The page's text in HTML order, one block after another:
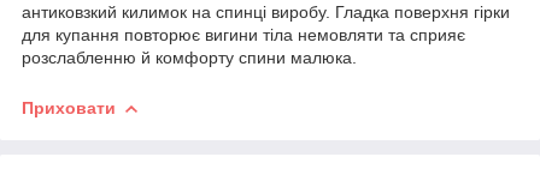
антиковзкий килимок на спинці виробу. Гладка поверхня гірки
для купання повторює вигини тіла немовляти та сприяє
розслабленню й комфорту спини малюка.
Приховати